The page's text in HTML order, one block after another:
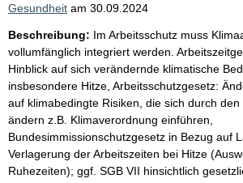
Gesundheit am 30.09.2024
Beschreibung: Im Arbeitsschutz muss
vollumfänglich integriert werden.
Hinblick auf sich verändernde klimatische
insbesondere Hitze, Arbeitsschutzgesetz:
auf klimabedingte Risiken, die sich durch den
ändern z.B. Klimaverordnung einführen,
Bundesimmissionschutzgesetz in Bezug auf
Verlagerung der Arbeitszeiten bei Hitze
Ruhezeiten); ggf. SGB VII hinsichtlich